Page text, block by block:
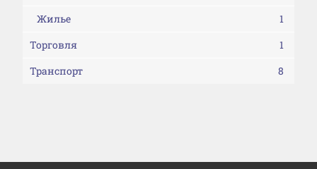
Жилье
1
Торговля
1
Транспорт
8